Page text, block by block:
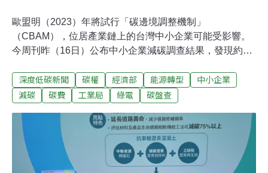
歐盟明（2023）年將試行「碳邊境調整機制」
（CBAM），位居產業鏈上的台灣中小企業可能受影響。
今周刊昨（16日）公布中小企業減碳調查結果，發現約有
司「影響很大」。調查也顯示，已有近五成五中小企業有
淨零規劃，而「關注資訊」、「改善能源管理、效率」是
大主要困境則為「產業資源或輔導不足」及「企業內部無
相關專業人才」。CBAM明年起試行 國內小廠已收到「減
碳令」要求配合淨零歐盟預計在明年開始試行「碳邊境調
整機制」（CBAM），並在2027年正式上路。未來廠商必
深度低碳新聞 碳權 經濟部 能源轉型
中小企業
減碳
碳費 工業局 綠電 碳盤查